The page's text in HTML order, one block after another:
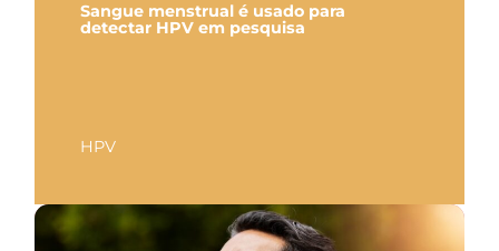
Sangue menstrual é usado para
detectar HPV em pesquisa
HPV